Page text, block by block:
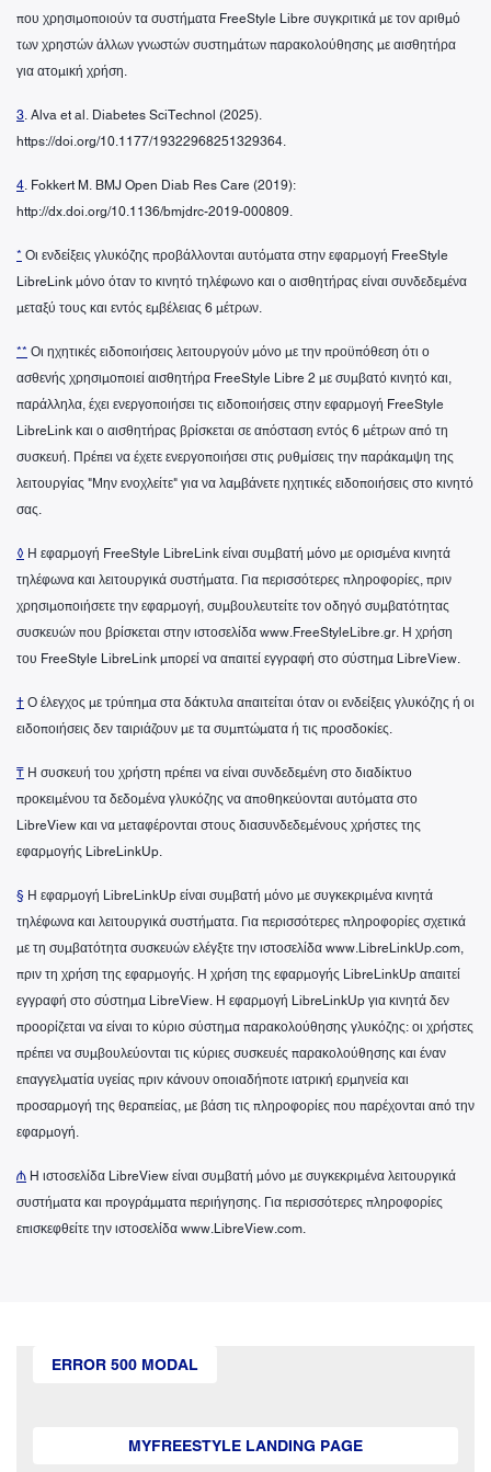
που χρησιμοποιούν τα συστήματα FreeStyle Libre συγκριτικά με τον αριθμό
των χρηστών άλλων γνωστών συστημάτων παρακολούθησης με αισθητήρα
για ατομική χρήση.
3. Alva et al. Diabetes SciTechnol (2025).
https://doi.org/10.1177/19322968251329364.
4. Fokkert M. BMJ Open Diab Res Care (2019):
http://dx.doi.org/10.1136/bmjdrc-2019-000809.
* Οι ενδείξεις γλυκόζης προβάλλονται αυτόματα στην εφαρμογή FreeStyle
LibreLink μόνο όταν το κινητό τηλέφωνο και ο αισθητήρας είναι συνδεδεμένα
μεταξύ τους και εντός εμβέλειας 6 μέτρων.
** Οι ηχητικές ειδοποιήσεις λειτουργούν μόνο με την προϋπόθεση ότι ο
ασθενής χρησιμοποιεί αισθητήρα FreeStyle Libre 2 με συμβατό κινητό και,
παράλληλα, έχει ενεργοποιήσει τις ειδοποιήσεις στην εφαρμογή FreeStyle
LibreLink και ο αισθητήρας βρίσκεται σε απόσταση εντός 6 μέτρων από τη
συσκευή. Πρέπει να έχετε ενεργοποιήσει στις ρυθμίσεις την παράκαμψη της
λειτουργίας "Μην ενοχλείτε" για να λαμβάνετε ηχητικές ειδοποιήσεις στο κινητό
σας.
◊ Η εφαρμογή FreeStyle LibreLink είναι συμβατή μόνο με ορισμένα κινητά
τηλέφωνα και λειτουργικά συστήματα. Για περισσότερες πληροφορίες, πριν
χρησιμοποιήσετε την εφαρμογή, συμβουλευτείτε τον οδηγό συμβατότητας
συσκευών που βρίσκεται στην ιστοσελίδα www.FreeStyleLibre.gr. Η χρήση
του FreeStyle LibreLink μπορεί να απαιτεί εγγραφή στο σύστημα LibreView.
† Ο έλεγχος με τρύπημα στα δάκτυλα απαιτείται όταν οι ενδείξεις γλυκόζης ή οι
ειδοποιήσεις δεν ταιριάζουν με τα συμπτώματα ή τις προσδοκίες.
₸ Η συσκευή του χρήστη πρέπει να είναι συνδεδεμένη στο διαδίκτυο
προκειμένου τα δεδομένα γλυκόζης να αποθηκεύονται αυτόματα στο
LibreView και να μεταφέρονται στους διασυνδεδεμένους χρήστες της
εφαρμογής LibreLinkUp.
§ Η εφαρμογή LibreLinkUp είναι συμβατή μόνο με συγκεκριμένα κινητά
τηλέφωνα και λειτουργικά συστήματα. Για περισσότερες πληροφορίες σχετικά
με τη συμβατότητα συσκευών ελέγξτε την ιστοσελίδα www.LibreLinkUp.com,
πριν τη χρήση της εφαρμογής. Η χρήση της εφαρμογής LibreLinkUp απαιτεί
εγγραφή στο σύστημα LibreView. Η εφαρμογή LibreLinkUp για κινητά δεν
προορίζεται να είναι το κύριο σύστημα παρακολούθησης γλυκόζης: οι χρήστες
πρέπει να συμβουλεύονται τις κύριες συσκευές παρακολούθησης και έναν
επαγγελματία υγείας πριν κάνουν οποιαδήποτε ιατρική ερμηνεία και
προσαρμογή της θεραπείας, με βάση τις πληροφορίες που παρέχονται από την
εφαρμογή.
₼ H ιστοσελίδα LibreView είναι συμβατή μόνο με συγκεκριμένα λειτουργικά
συστήματα και προγράμματα περιήγησης. Για περισσότερες πληροφορίες
επισκεφθείτε την ιστοσελίδα www.LibreView.com.
ERROR 500 MODAL
MYFREESTYLE LANDING PAGE